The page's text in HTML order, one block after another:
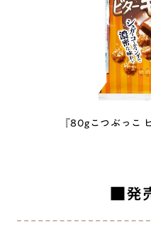
『80gこつぶっこ
■発